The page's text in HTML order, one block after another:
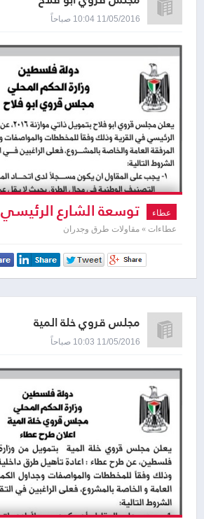
11/05/2016 10:04 صباحاً
عطاء توسعة الشارع الرئيسي
عطاءات » مقاولات طرق وجدران
مجلس قروي خلة المية
11/05/2016 10:03 صباحاً